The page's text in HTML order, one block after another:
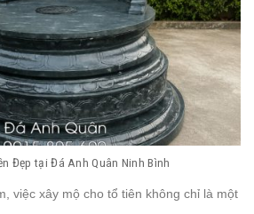
Đẹp tại Đá Anh Quân Ninh Bình
việc xây mộ cho tổ tiên không chỉ là một